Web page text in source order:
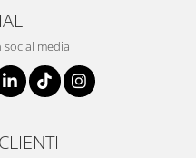
social media